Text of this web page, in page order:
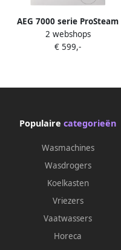
AEG 7000 serie ProSteam
UniversalDose Wasmachine
voorlader 8 kg LR73CU86
2 webshops
€ 599,-
Populaire categorieën
Wasmachines
Wasdrogers
Koelkasten
Vriezers
Vaatwassers
Horeca